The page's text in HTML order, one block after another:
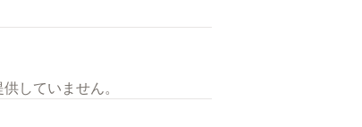
していません。